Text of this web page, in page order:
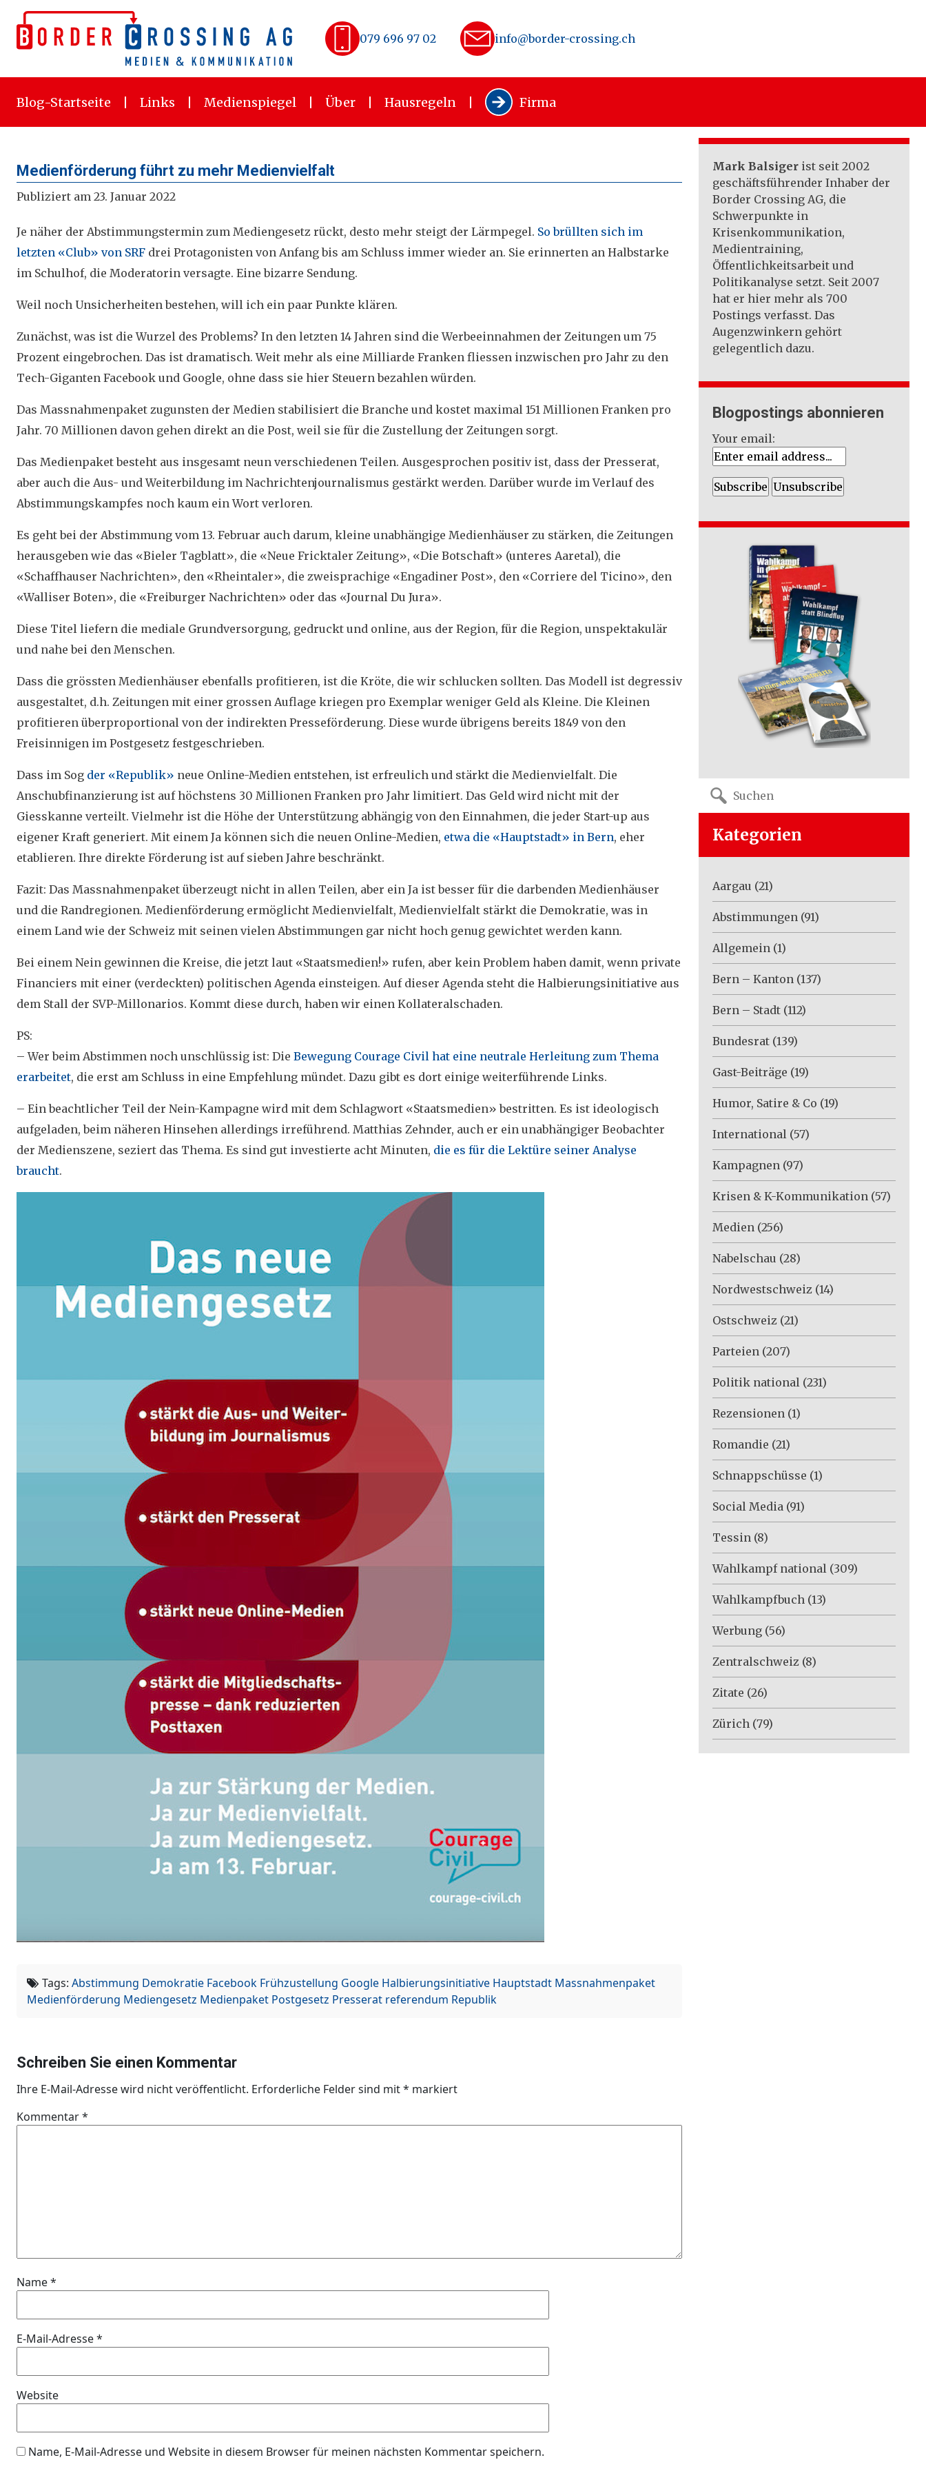
content
079 696 97 02 info@border-crossing.ch
Blog-Startseite Links Medienspiegel Über Hausregeln Firma
Medienförderung führt zu mehr Medienvielfalt
Publiziert am 23. Januar 2022
Je näher der Abstimmungstermin zum Mediengesetz rückt, desto mehr steigt der Lärmpegel. So brüllten sich im
letzten «Club» von SRF drei Protagonisten von Anfang bis am Schluss immer wieder an. Sie erinnerten an Halbstarke
im Schulhof, die Moderatorin versagte. Eine bizarre Sendung.
Weil noch Unsicherheiten bestehen, will ich ein paar Punkte klären.
Zunächst, was ist die Wurzel des Problems? In den letzten 14 Jahren sind die Werbeeinnahmen der Zeitungen um 75
Prozent eingebrochen. Das ist dramatisch. Weit mehr als eine Milliarde Franken fliessen inzwischen pro Jahr zu den
Tech-Giganten Facebook und Google, ohne dass sie hier Steuern bezahlen würden.
Das Massnahmenpaket zugunsten der Medien stabilisiert die Branche und kostet maximal 151 Millionen Franken pro
Jahr. 70 Millionen davon gehen direkt an die Post, weil sie für die Zustellung der Zeitungen sorgt.
Das Medienpaket besteht aus insgesamt neun verschiedenen Teilen. Ausgesprochen positiv ist, dass der Presserat,
aber auch die Aus- und Weiterbildung im Nachrichtenjournalismus gestärkt werden. Darüber wurde im Verlauf des
Abstimmungskampfes noch kaum ein Wort verloren.
Es geht bei der Abstimmung vom 13. Februar auch darum, kleine unabhängige Medienhäuser zu stärken, die Zeitungen
herausgeben wie das «Bieler Tagblatt», die «Neue Fricktaler Zeitung», «Die Botschaft» (unteres Aaretal), die
«Schaffhauser Nachrichten», den «Rheintaler», die zweisprachige «Engadiner Post», den «Corriere del Ticino», den
«Walliser Boten», die «Freiburger Nachrichten» oder das «Journal Du Jura».
Diese Titel liefern die mediale Grundversorgung, gedruckt und online, aus der Region, für die Region, unspektakulär
und nahe bei den Menschen.
Dass die grössten Medienhäuser ebenfalls profitieren, ist die Kröte, die wir schlucken sollten. Das Modell ist degressiv
ausgestaltet, d.h. Zeitungen mit einer grossen Auflage kriegen pro Exemplar weniger Geld als Kleine. Die Kleinen
profitieren überproportional von der indirekten Presseförderung. Diese wurde übrigens bereits 1849 von den
Freisinnigen im Postgesetz festgeschrieben.
Dass im Sog der «Republik» neue Online-Medien entstehen, ist erfreulich und stärkt die Medienvielfalt. Die
Anschubfinanzierung ist auf höchstens 30 Millionen Franken pro Jahr limitiert. Das Geld wird nicht mit der
Giesskanne verteilt. Vielmehr ist die Höhe der Unterstützung abhängig von den Einnahmen, die jeder Start-up aus
eigener Kraft generiert. Mit einem Ja können sich die neuen Online-Medien, etwa die «Hauptstadt» in Bern, eher
etablieren. Ihre direkte Förderung ist auf sieben Jahre beschränkt.
Fazit: Das Massnahmenpaket überzeugt nicht in allen Teilen, aber ein Ja ist besser für die darbenden Medienhäuser
und die Randregionen. Medienförderung ermöglicht Medienvielfalt, Medienvielfalt stärkt die Demokratie, was in
einem Land wie der Schweiz mit seinen vielen Abstimmungen gar nicht hoch genug gewichtet werden kann.
Bei einem Nein gewinnen die Kreise, die jetzt laut «Staatsmedien!» rufen, aber kein Problem haben damit, wenn private
Financiers mit einer (verdeckten) politischen Agenda einsteigen. Auf dieser Agenda steht die Halbierungsinitiative aus
dem Stall der SVP-Millonarios. Kommt diese durch, haben wir einen Kollateralschaden.
PS:
– Wer beim Abstimmen noch unschlüssig ist: Die Bewegung Courage Civil hat eine neutrale Herleitung zum Thema
erarbeitet, die erst am Schluss in eine Empfehlung mündet. Dazu gibt es dort einige weiterführende Links.
– Ein beachtlicher Teil der Nein-Kampagne wird mit dem Schlagwort «Staatsmedien» bestritten. Es ist ideologisch
aufgeladen, beim näheren Hinsehen allerdings irreführend. Matthias Zehnder, auch er ein unabhängiger Beobachter
der Medienszene, seziert das Thema. Es sind gut investierte acht Minuten, die es für die Lektüre seiner Analyse
braucht.
Tags: Abstimmung Demokratie Facebook Frühzustellung Google Halbierungsinitiative Hauptstadt Massnahmenpaket
Medienförderung Mediengesetz Medienpaket Postgesetz Presserat referendum Republik
Schreiben Sie einen Kommentar
Ihre E-Mail-Adresse wird nicht veröffentlicht. Erforderliche Felder sind mit* markiert
Kommentar*
Name*
E-Mail-Adresse*
Website
Name, E-Mail-Adresse und Website in diesem Browser für meinen nächsten Kommentar speichern.
Mark Balsiger ist seit 2002
geschäftsführender Inhaber der
Border Crossing AG, die
Schwerpunkte in
Krisenkommunikation,
Medientraining,
Öffentlichkeitsarbeit und
Politikanalyse setzt. Seit 2007
hat er hier mehr als 700
Postings verfasst. Das
Augenzwinkern gehört
gelegentlich dazu.
Blogpostings abonnieren
Your email:
Search
for:
Kategorien
Aargau (21)
Abstimmungen (91)
Allgemein (1)
Bern – Kanton (137)
Bern – Stadt (112)
Bundesrat (139)
Gast-Beiträge (19)
Humor, Satire & Co (19)
International (57)
Kampagnen (97)
Krisen & K-Kommunikation (57)
Medien (256)
Nabelschau (28)
Nordwestschweiz (14)
Ostschweiz (21)
Parteien (207)
Politik national (231)
Rezensionen (1)
Romandie (21)
Schnappschüsse (1)
Social Media (91)
Tessin (8)
Wahlkampf national (309)
Wahlkampfbuch (13)
Werbung (56)
Zentralschweiz (8)
Zitate (26)
Zürich (79)